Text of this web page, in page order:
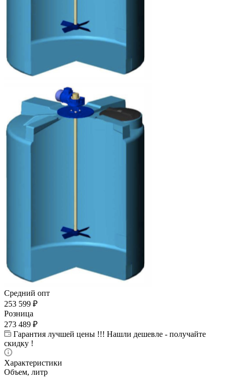
Средний опт
253 599 ₽
Розница
273 489 ₽
Гарантия лучшей цены !!! Нашли дешевле - получайте
скидку !
Характеристики
Объем, литр